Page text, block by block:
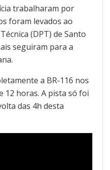
trabalharam por
foram levados ao
(DPT) de Santo
seguiram para a
a BR-116 nos
12 horas. A pista só foi
das 4h desta